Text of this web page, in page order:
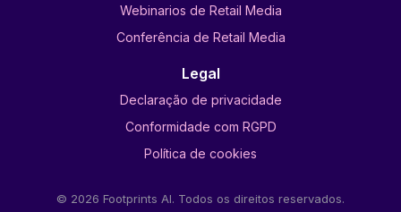
Webinarios de Retail Media
Conferência de Retail Media
Legal
Declaração de privacidade
Conformidade com RGPD
Política de cookies
© 2026 Footprints AI. Todos os direitos reservados.